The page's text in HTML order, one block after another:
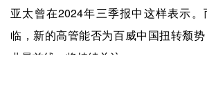
亚太曾在2024年三季报中这样表示
临，新的高管能否为百威中国扭转颓势
业最前线」将持续关注。